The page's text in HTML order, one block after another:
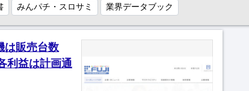
みんパチ・スロサミ 業界データブック
販売台数
利益は計画通